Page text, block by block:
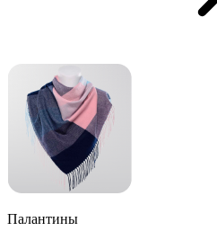
Палантины